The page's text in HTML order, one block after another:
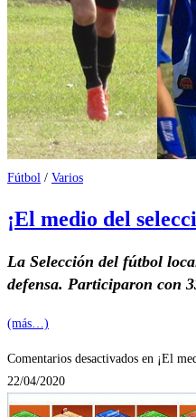
Fútbol / Varios
¡El medio del
La Selección del fútbol
defensa. Participaron con
(más…)
Comentarios desactivados en ¡El
22/04/2020